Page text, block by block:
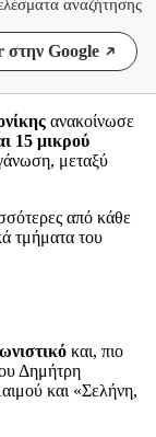
αναζήτησης
Google
ανακοίνωσε
15 μικρού
μεταξύ
από κάθε
τμήματα του
και, πιο
Δημήτρη
και «Σελήνη,